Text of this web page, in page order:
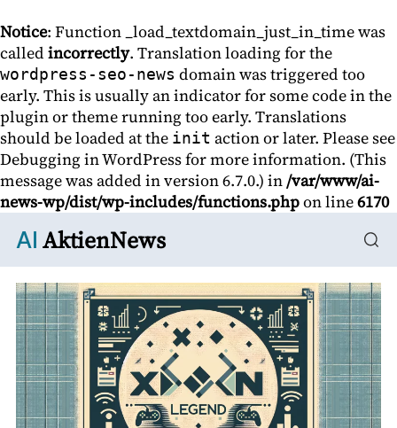
Notice: Function _load_textdomain_just_in_time was
called incorrectly. Translation loading for the
wordpress-seo-news domain was triggered too
early. This is usually an indicator for some code in the
plugin or theme running too early. Translations
should be loaded at the init action or later. Please see
Debugging in WordPressfor more information. (This
message was added in version 6.7.0.) in/var/www/ai-
news-wp/dist/wp-includes/functions.phpon line6170
AI AktienNews